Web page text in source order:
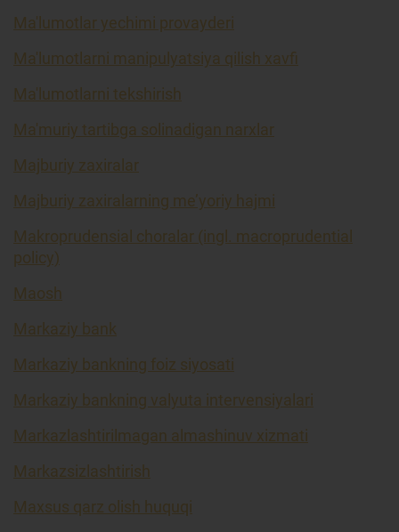
Ma'lumotlar yechimi provayderi
Ma'lumotlarni manipulyatsiya qilish xavfi
Ma'lumotlarni tekshirish
Ma'muriy tartibga solinadigan narxlar
Majburiy zaxiralar
Majburiy zaxiralarning me’yoriy hajmi
Makroprudensial choralar (ingl. macroprudential
policy)
Maosh
Markaziy bank
Markaziy bankning foiz siyosati
Markaziy bankning valyuta intervensiyalari
Markazlashtirilmagan almashinuv xizmati
Markazsizlashtirish
Maxsus qarz olish huquqi